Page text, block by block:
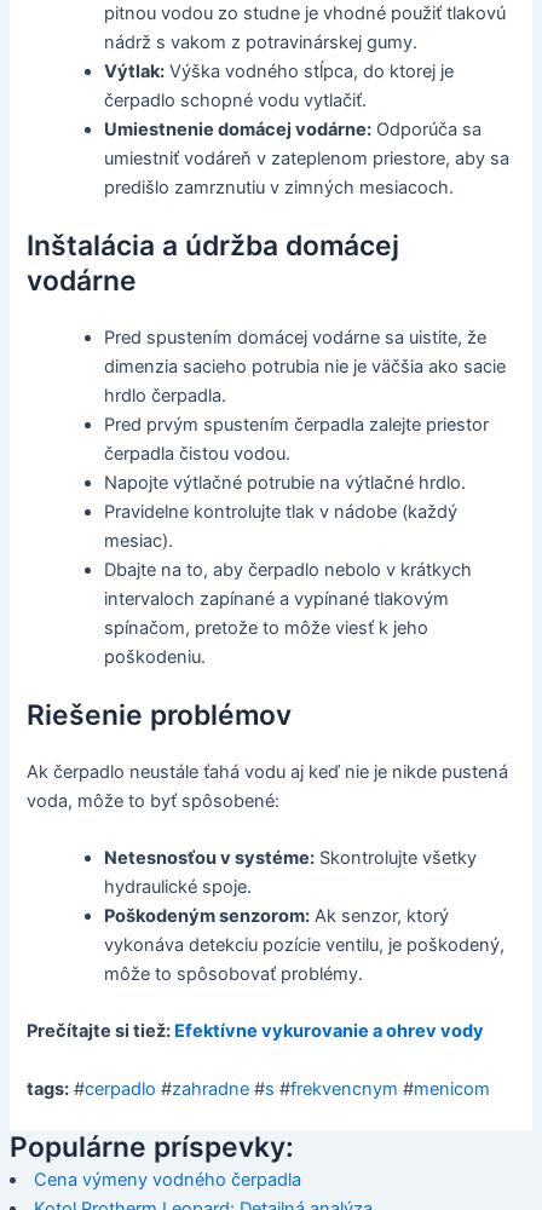
pitnou vodou zo studne je vhodné použiť tlakovú
nádrž s vakom z potravinárskej gumy.
Výtlak: Výška vodného stĺpca, do ktorej je
čerpadlo schopné vodu vytlačiť.
Umiestnenie domácej vodárne: Odporúča sa
umiestniť vodáreň v zateplenom priestore, aby sa
predišlo zamrznutiu v zimných mesiacoch.
Inštalácia a údržba domácej
vodárne
Pred spustením domácej vodárne sa uistite, že
dimenzia sacieho potrubia nie je väčšia ako sacie
hrdlo čerpadla.
Pred prvým spustením čerpadla zalejte priestor
čerpadla čistou vodou.
Napojte výtlačné potrubie na výtlačné hrdlo.
Pravidelne kontrolujte tlak v nádobe (každý
mesiac).
Dbajte na to, aby čerpadlo nebolo v krátkych
intervaloch zapínané a vypínané tlakovým
spínačom, pretože to môže viesť k jeho
poškodeniu.
Riešenie problémov
Ak čerpadlo neustále ťahá vodu aj keď nie je nikde pustená
voda, môže to byť spôsobené:
Netesnosťou v systéme: Skontrolujte všetky
hydraulické spoje.
Poškodeným senzorom: Ak senzor, ktorý
vykonáva detekciu pozície ventilu, je poškodený,
môže to spôsobovať problémy.
Prečítajte si tiež: Efektívne vykurovanie a ohrev vody
tags: #cerpadlo #zahradne #s #frekvencnym #menicom
Populárne príspevky:
Cena výmeny vodného čerpadla